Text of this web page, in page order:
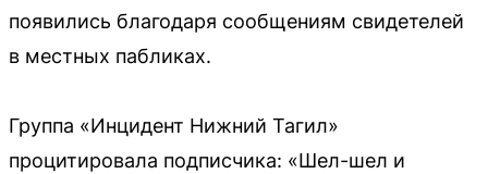
появились благодаря сообщениям свидетелей
в местных пабликах.
Группа «Инцидент Нижний Тагил»
процитировала подписчика: «Шел-шел и